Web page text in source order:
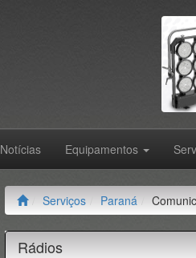
Notícias Equipamentos
Serviços Paraná
Rádios